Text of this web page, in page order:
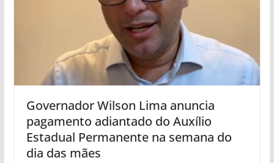
Governador Wilson Lima anuncia
pagamento adiantado do Auxílio
Estadual Permanente na semana do
dia das mães